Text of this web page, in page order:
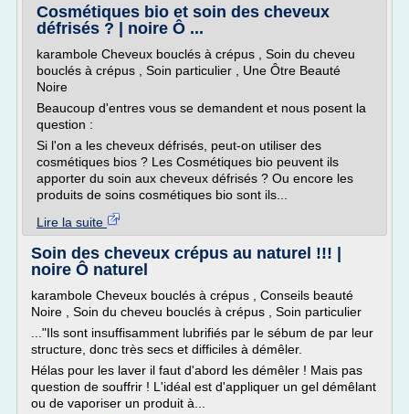
Cosmétiques bio et soin des cheveux
défrisés ? | noire Ô ...
karambole Cheveux bouclés à crépus , Soin du cheveu
bouclés à crépus , Soin particulier , Une Ôtre Beauté
Noire
Beaucoup d'entres vous se demandent et nous posent la
question :
Si l'on a les cheveux défrisés, peut-on utiliser des
cosmétiques bios ? Les Cosmétiques bio peuvent ils
apporter du soin aux cheveux défrisés ? Ou encore les
produits de soins cosmétiques bio sont ils...
Lire la suite
Soin des cheveux crépus au naturel !!! |
noire Ô naturel
karambole Cheveux bouclés à crépus , Conseils beauté
Noire , Soin du cheveu bouclés à crépus , Soin particulier
..."Ils sont insuffisamment lubrifiés par le sébum de par leur
structure, donc très secs et difficiles à démêler.
Hélas pour les laver il faut d'abord les démêler ! Mais pas
question de souffrir ! L'idéal est d'appliquer un gel démêlant
ou de vaporiser un produit à...